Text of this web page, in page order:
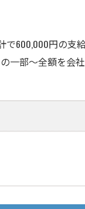
で600,000円の支
一部～全額を会